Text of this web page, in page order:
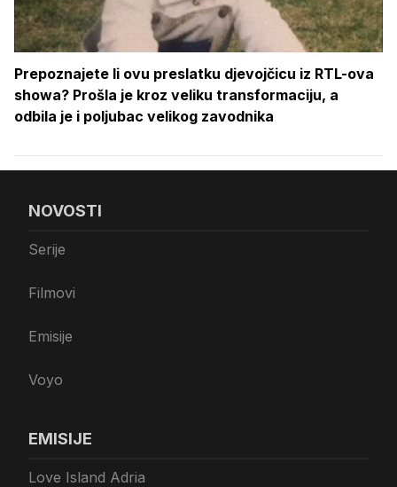
Prepoznajete li ovu preslatku djevojčicu iz RTL-ova
showa? Prošla je kroz veliku transformaciju, a
odbila je i poljubac velikog zavodnika
NOVOSTI
Serije
Filmovi
Emisije
Voyo
EMISIJE
Love Island Adria